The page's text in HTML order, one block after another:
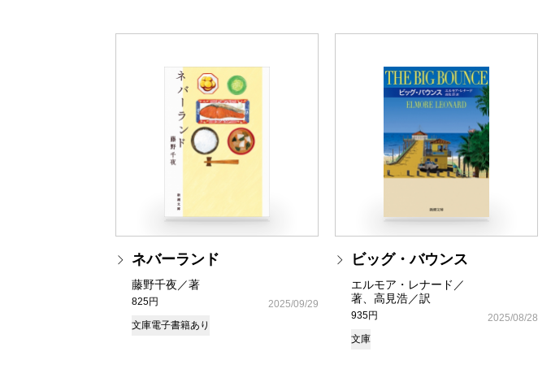
ネバーランド
藤野千夜／著
825円
2025/09/29
文庫電子書籍あり
ビッグ・バウンス
エルモア・レナード／
著、高見浩／訳
935円
2025/08/28
文庫